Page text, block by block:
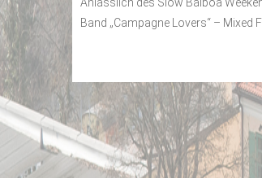
Band „Campagne Lovers“ – Mixed